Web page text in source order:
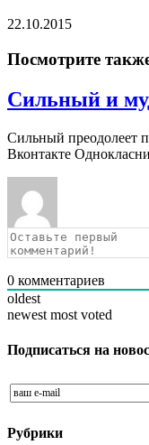
22.10.2015
Посмотрите
Сильный и
Сильный преодолеет
Вконтакте
0 комментариев
oldest
newest most voted
Подписаться на
Рубрики